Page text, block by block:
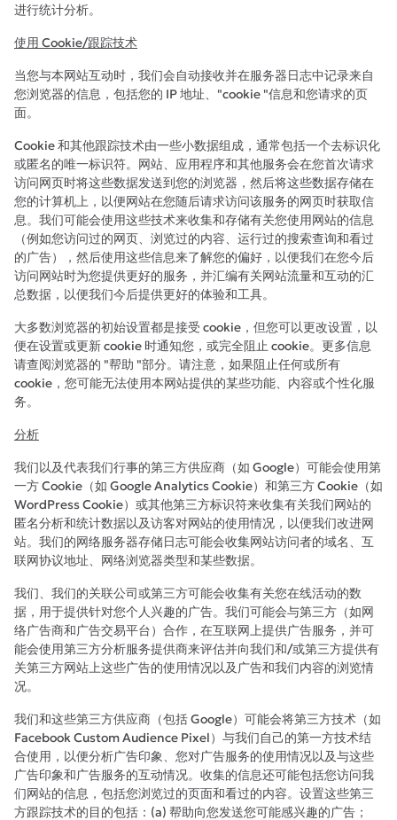
进行统计分析。
使用 Cookie/跟踪技术
当您与本网站互动时，我们会自动接收并在服务器日志中记录来自
您浏览器的信息，包括您的 IP 地址、"cookie "信息和您请求的页
面。
Cookie 和其他跟踪技术由一些小数据组成，通常包括一个去标识化
或匿名的唯一标识符。网站、应用程序和其他服务会在您首次请求
访问网页时将这些数据发送到您的浏览器，然后将这些数据存储在
您的计算机上，以便网站在您随后请求访问该服务的网页时获取信
息。我们可能会使用这些技术来收集和存储有关您使用网站的信息
（例如您访问过的网页、浏览过的内容、运行过的搜索查询和看过
的广告），然后使用这些信息来了解您的偏好，以便我们在您今后
访问网站时为您提供更好的服务，并汇编有关网站流量和互动的汇
总数据，以便我们今后提供更好的体验和工具。
大多数浏览器的初始设置都是接受 cookie，但您可以更改设置，以
便在设置或更新 cookie 时通知您，或完全阻止 cookie。更多信息
请查阅浏览器的 "帮助 "部分。请注意，如果阻止任何或所有
cookie，您可能无法使用本网站提供的某些功能、内容或个性化服
务。
分析
我们以及代表我们行事的第三方供应商（如 Google）可能会使用第
一方 Cookie（如 Google Analytics Cookie）和第三方 Cookie（如
WordPress Cookie）或其他第三方标识符来收集有关我们网站的
匿名分析和统计数据以及访客对网站的使用情况，以便我们改进网
站。我们的网络服务器存储日志可能会收集网站访问者的域名、互
联网协议地址、网络浏览器类型和某些数据。
我们、我们的关联公司或第三方可能会收集有关您在线活动的数
据，用于提供针对您个人兴趣的广告。我们可能会与第三方（如网
络广告商和广告交易平台）合作，在互联网上提供广告服务，并可
能会使用第三方分析服务提供商来评估并向我们和/或第三方提供有
关第三方网站上这些广告的使用情况以及广告和我们内容的浏览情
况。
我们和这些第三方供应商（包括 Google）可能会将第三方技术（如
Facebook Custom Audience Pixel）与我们自己的第一方技术结
合使用，以便分析广告印象、您对广告服务的使用情况以及与这些
广告印象和广告服务的互动情况。收集的信息还可能包括您访问我
们网站的信息，包括您浏览过的页面和看过的内容。设置这些第三
方跟踪技术的目的包括：(a) 帮助向您发送您可能感兴趣的广告；